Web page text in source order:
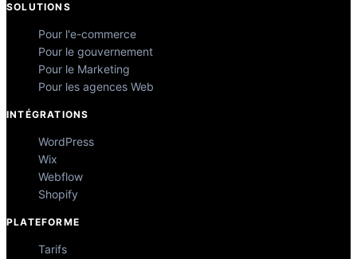
SOLUTIONS
Pour l'e-commerce
Pour le gouvernement
Pour le Marketing
Pour les agences Web
INTÉGRATIONS
WordPress
Wix
Webflow
Shopify
PLATEFORME
Tarifs